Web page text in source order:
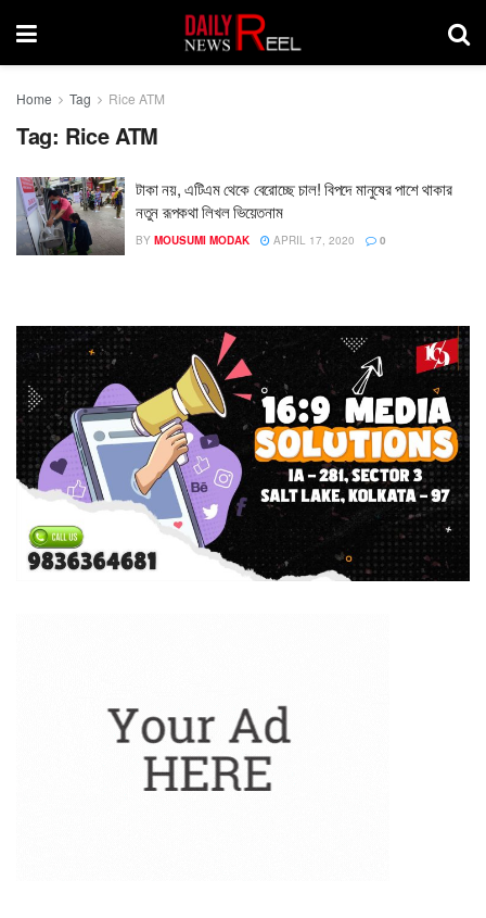
Home Tag Rice ATM
Tag: Rice ATM
টাকা নয়, এটিএম থেকে বেরোচ্ছে চাল! বিপদে মানুষের পাশে থাকার
নতুন রূপকথা লিখল ভিয়েতনাম
BY MOUSUMI MODAK APRIL 17, 2020 0